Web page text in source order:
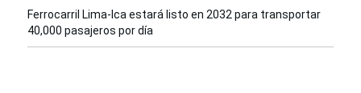
Ferrocarril Lima-Ica estará listo en 2032 para transportar
40,000 pasajeros por día